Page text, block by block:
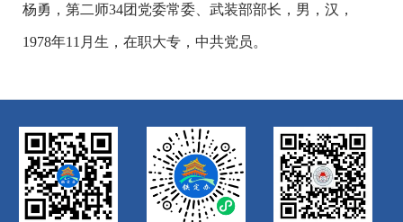
杨勇，第二师34团党委常委、武装部部长，男，汉，
1978年11月生，在职大专，中共党员。